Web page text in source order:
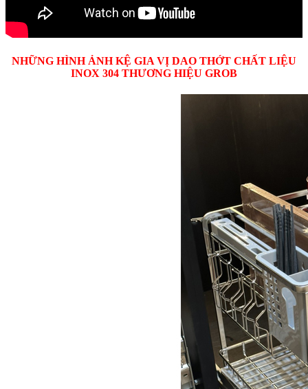
NHỮNG HÌNH ẢNH KỆ GIA VỊ DAO THỚT CHẤT LIỆU
INOX 304 THƯƠNG HIỆU GROB